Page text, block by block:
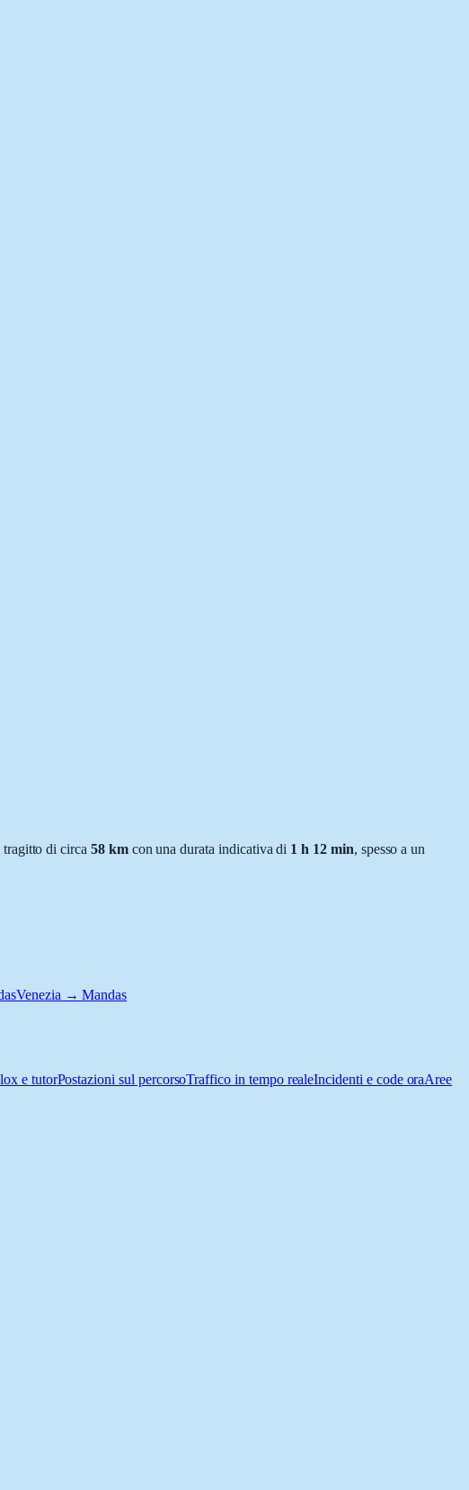
di circa 58kmcon una durata indicativa di 1 h 12 min, spesso a un
Venezia → Mandas
e tutorPostazioni sul percorsoTraffico in tempo realeIncidenti e code oraAree